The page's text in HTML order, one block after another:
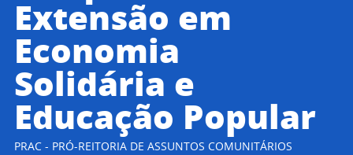
Extensão em
Economia
Solidária e
Educação Popular
PRAC - PRÓ-REITORIA DE ASSUNTOS COMUNITÁRIOS